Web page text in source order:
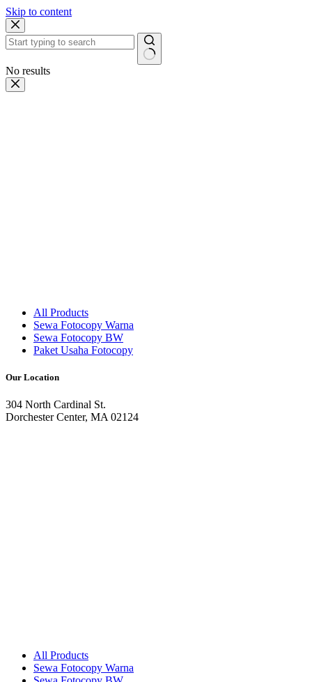
Skip to content
No results
All Products
Sewa Fotocopy Warna
Sewa Fotocopy BW
Paket Usaha Fotocopy
Our Location
304 North Cardinal St.
Dorchester Center, MA 02124
All Products
Sewa Fotocopy Warna